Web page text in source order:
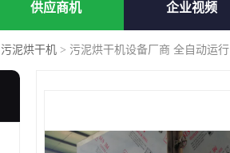
供应商机 企业视频
污泥烘干机 > 污泥烘干机设备厂商 全自动运行